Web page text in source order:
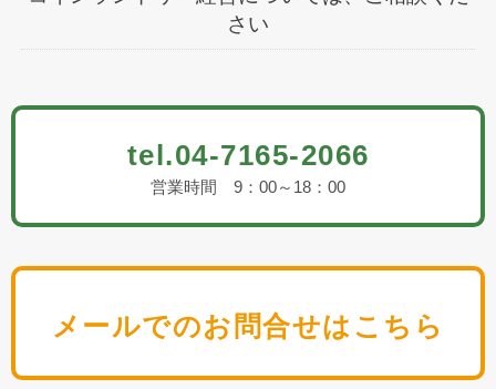
さい
tel.04-7165-2066
営業時間 9：00～18：00
メールでのお問合せはこちら